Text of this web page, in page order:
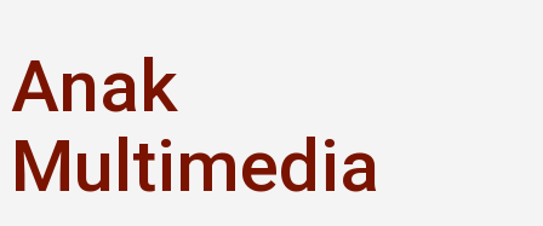
content
Anak
Multimedia